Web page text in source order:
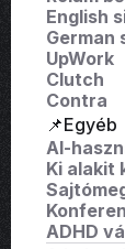
English
German
UpWork
Clutch
Contra
📌Egyéb
AI-
Ki alakit
ADHD